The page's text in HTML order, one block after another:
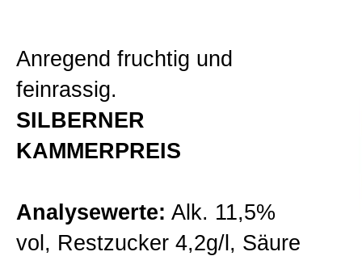
Lagenweine
Classic Linie
Premiumweine
Zur Kasse gehen
Mein Konto
Anregend fruchtig und
feinrassig.
SILBERNER
KAMMERPREIS
Analysewerte: Alk. 11,5%
vol, Restzucker 4,2g/l, Säure